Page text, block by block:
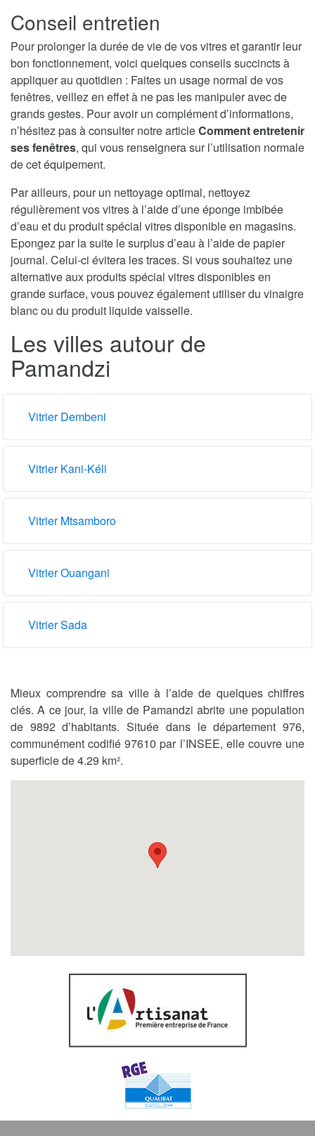
Conseil entretien
Pour prolonger la durée de vie de vos vitres et garantir leur
bon fonctionnement, voici quelques conseils succincts à
appliquer au quotidien : Faites un usage normal de vos
fenêtres, veillez en effet à ne pas les manipuler avec de
grands gestes. Pour avoir un complément d’informations,
n’hésitez pas à consulter notre articleComment entretenir
ses fenêtres, qui vous renseignera sur l’utilisation normale
de cet équipement.
Par ailleurs, pour un nettoyage optimal, nettoyez
régulièrement vos vitres à l’aide d’une éponge imbibée
d’eau et du produit spécial vitres disponible en magasins.
Epongez par la suite le surplus d’eau à l’aide de papier
journal. Celui-ci évitera les traces. Si vous souhaitez une
alternative aux produits spécial vitres disponibles en
grande surface, vous pouvez également utiliser du vinaigre
blanc ou du produit liquide vaisselle.
Les villes autour de
Pamandzi
Vitrier Dembeni
Vitrier Kani-Kéli
Vitrier Mtsamboro
Vitrier Ouangani
Vitrier Sada
Mieux comprendre sa ville à l’aide de quelques chiffres
clés. A ce jour, la ville de Pamandzi abrite une population
de 9892 d’habitants. Située dans le département 976,
communément codifié 97610 par l’INSEE, elle couvre une
superficie de 4.29 km².